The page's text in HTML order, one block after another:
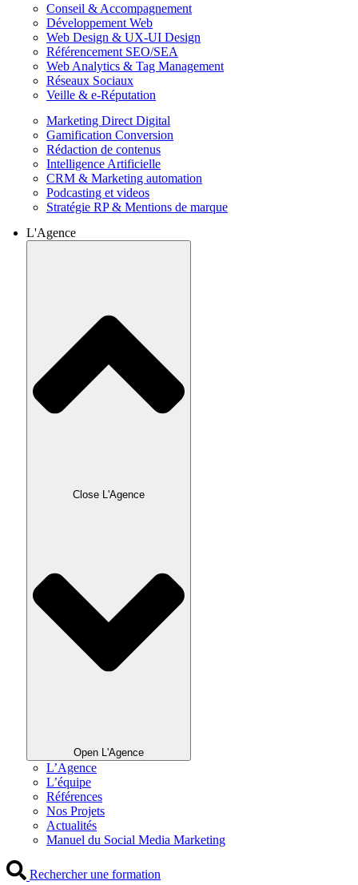
Conseil & Accompagnement
Développement Web
Web Design & UX-UI Design
Référencement SEO/SEA
Web Analytics & Tag Management
Réseaux Sociaux
Veille & e-Réputation
Marketing Direct Digital
Gamification Conversion
Rédaction de contenus
Intelligence Artificielle
CRM & Marketing automation
Podcasting et videos
Stratégie RP & Mentions de marque
L'Agence
Close L'Agence
Open L'Agence
L’Agence
L’équipe
Références
Nos Projets
Actualités
Manuel du Social Media Marketing
Rechercher une formation